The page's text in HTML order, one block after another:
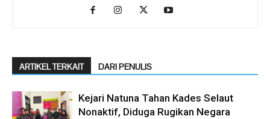
ARTIKEL TERKAIT DARI PENULIS
Kejari Natuna Tahan Kades Selaut
Nonaktif, Diduga Rugikan Negara